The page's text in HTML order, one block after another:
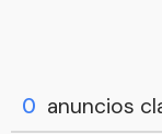
0 anuncios